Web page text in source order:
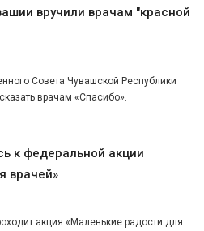
вручили врачам "красной
Совета Чувашской Республики
врачам «Спасибо».
к федеральной акции
врачей»
акция «Маленькие радости для